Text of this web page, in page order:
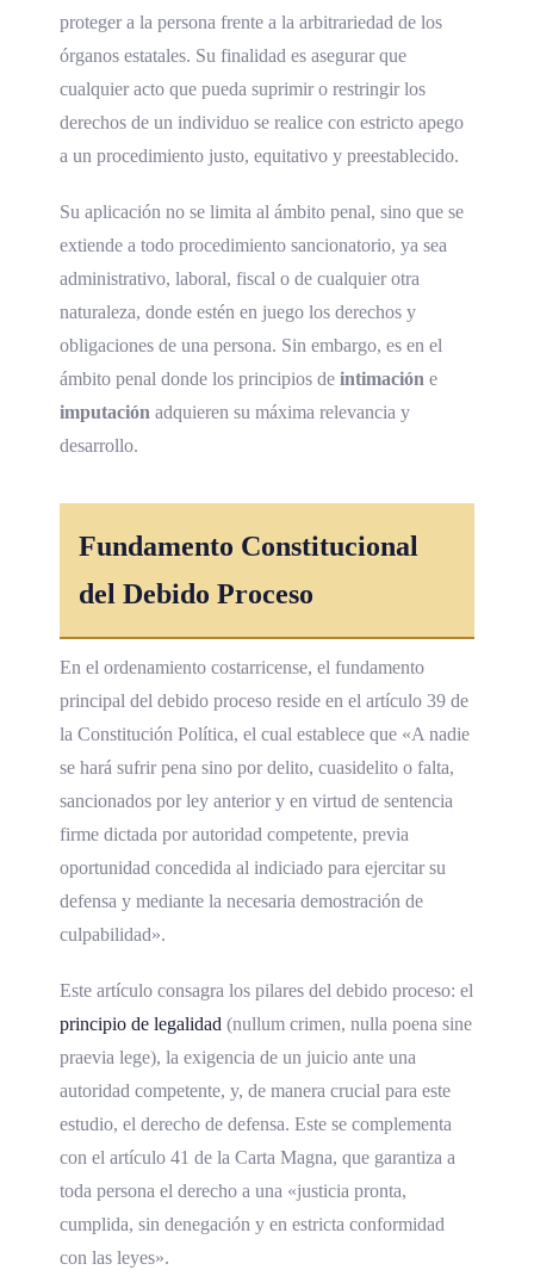
proteger a la persona frente a la arbitrariedad de los
órganos estatales. Su finalidad es asegurar que
cualquier acto que pueda suprimir o restringir los
derechos de un individuo se realice con estricto apego
a un procedimiento justo, equitativo y preestablecido.
Su aplicación no se limita al ámbito penal, sino que se
extiende a todo procedimiento sancionatorio, ya sea
administrativo, laboral, fiscal o de cualquier otra
naturaleza, donde estén en juego los derechos y
obligaciones de una persona. Sin embargo, es en el
ámbito penal donde los principios de intimación e
imputación adquieren su máxima relevancia y
desarrollo.
Fundamento Constitucional
del Debido Proceso
En el ordenamiento costarricense, el fundamento
principal del debido proceso reside en el artículo 39 de
la Constitución Política, el cual establece que «A nadie
se hará sufrir pena sino por delito, cuasidelito o falta,
sancionados por ley anterior y en virtud de sentencia
firme dictada por autoridad competente, previa
oportunidad concedida al indiciado para ejercitar su
defensa y mediante la necesaria demostración de
culpabilidad».
Este artículo consagra los pilares del debido proceso: el
principio de legalidad (nullum crimen, nulla poena sine
praevia lege), la exigencia de un juicio ante una
autoridad competente, y, de manera crucial para este
estudio, el derecho de defensa. Este se complementa
con el artículo 41 de la Carta Magna, que garantiza a
toda persona el derecho a una «justicia pronta,
cumplida, sin denegación y en estricta conformidad
con las leyes».